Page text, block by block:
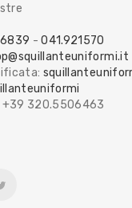
-041.921570
+39 320.5506463